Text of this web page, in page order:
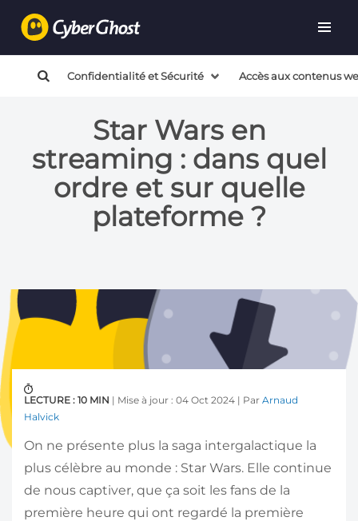
Confidentialité et Sécurité Accès aux contenus
Star Wars en
streaming : dans quel
ordre et sur quelle
plateforme ?
LECTURE : 10 MIN | Mise à jour : 04 Oct 2024 | Par Arnaud
Halvick
On ne présente plus la saga intergalactique la
plus célèbre au monde : Star Wars. Elle continue
de nous captiver, que ça soit les fans de la
première heure qui ont regardé la première